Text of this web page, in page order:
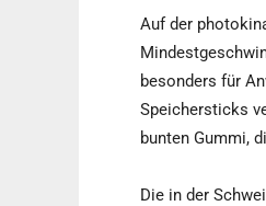
Auf der
besonders für
Speichersticks
bunten Gummi,
Die in der